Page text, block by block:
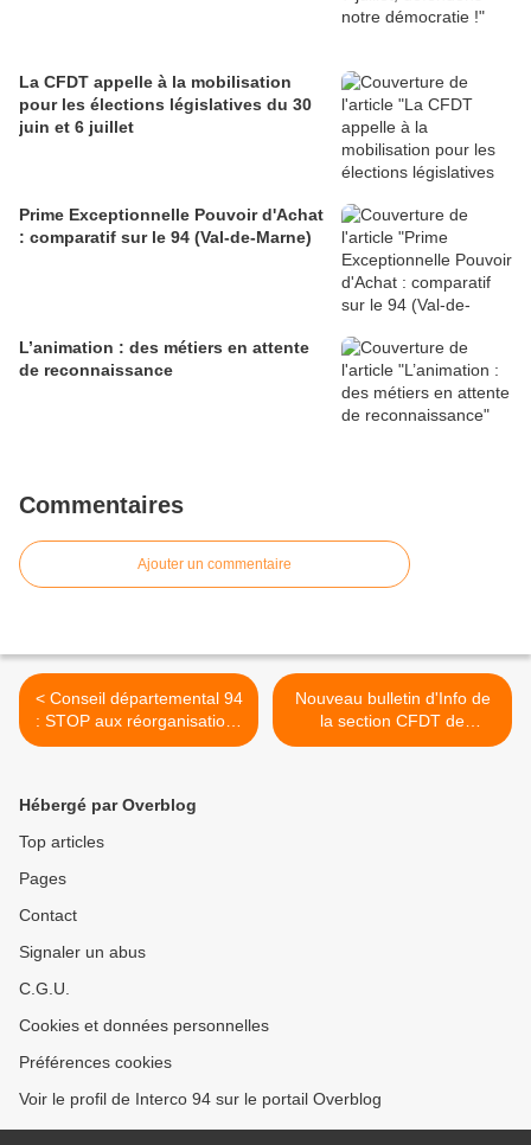
La CFDT appelle à la mobilisation
pour les élections législatives du 30
juin et 6 juillet
Prime Exceptionnelle Pouvoir d'Achat
: comparatif sur le 94 (Val-de-Marne)
L’animation : des métiers en attente
de reconnaissance
Commentaires
Ajouter un commentaire
< Conseil départemental 94
: STOP aux réorganisations
brutales !
Nouveau bulletin d'Info de
la section CFDT de
Vincennes >
Hébergé par Overblog
Top articles
Pages
Contact
Signaler un abus
C.G.U.
Cookies et données personnelles
Préférences cookies
Voir le profil de Interco 94 sur le portail Overblog